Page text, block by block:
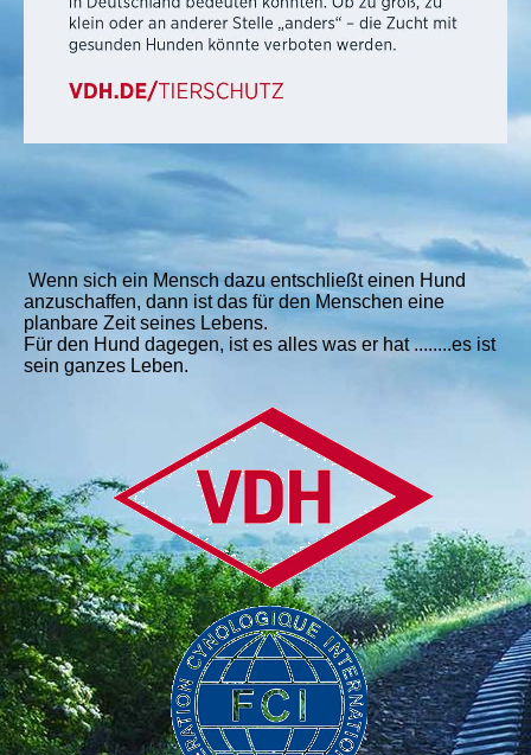
Wenn sich ein Mensch dazu entschließt einen Hund
anzuschaffen, dann ist das für den Menschen eine
planbare Zeit seines Lebens.
Für den Hund dagegen, ist es alles was er hat ........es ist
sein ganzes Leben.